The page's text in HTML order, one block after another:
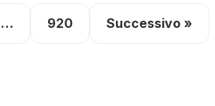
… 920 Successivo »